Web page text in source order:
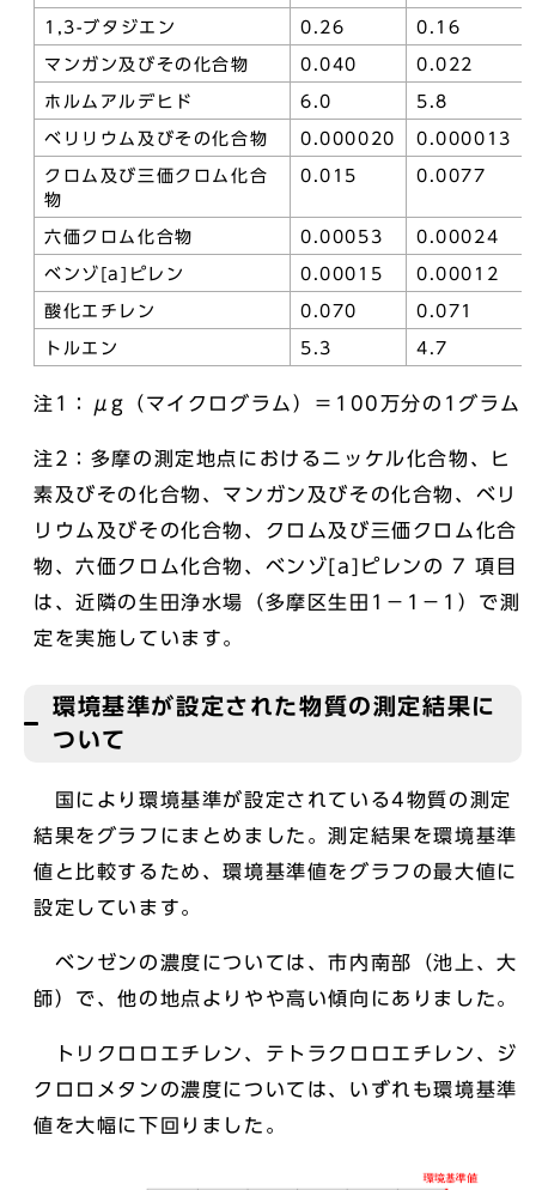
1,3-ブタジエン 0.26 0.16
マンガン及びその化合物 0.040 0.022
ホルムアルデヒド 6.0 5.8
ベリリウム及びその化合物 0.000020 0.000013
クロム及び三価クロム化合
物
0.015 0.0077
六価クロム化合物 0.00053 0.00024
ベンゾ[a]ピレン 0.00015 0.00012
酸化エチレン 0.070 0.071
トルエン 5.3 4.7
注1：μg（マイクログラム）＝100万分の1グラム
注2：多摩の測定地点におけるニッケル化合物、ヒ
素及びその化合物、マンガン及びその化合物、ベリ
リウム及びその化合物、クロム及び三価クロム化合
物、六価クロム化合物、ベンゾ[a]ピレンの 7 項目
は、近隣の生田浄水場（多摩区生田1－1－1）で測
定を実施しています。
環境基準が設定された物質の測定結果に
ついて
国により環境基準が設定されている4物質の測定
結果をグラフにまとめました。測定結果を環境基準
値と比較するため、環境基準値をグラフの最大値に
設定しています。
ベンゼンの濃度については、市内南部（池上、大
師）で、他の地点よりやや高い傾向にありました。
トリクロロエチレン、テトラクロロエチレン、ジ
クロロメタンの濃度については、いずれも環境基準
値を大幅に下回りました。